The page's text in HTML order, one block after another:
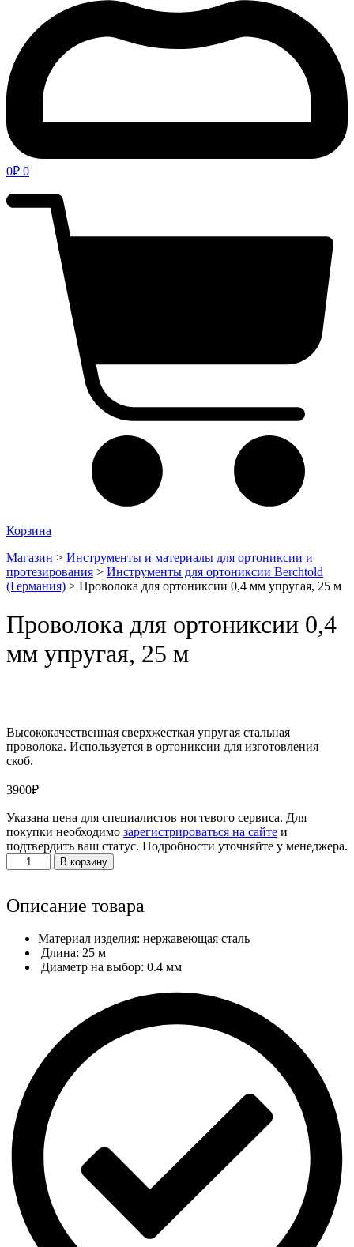
0₽ 0
Корзина
Магазин > Инструменты и материалы для ортониксии и
протезирования > Инструменты для ортониксии Berchtold
(Германия) > Проволока для ортониксии 0,4 мм упругая, 25 м
Проволока для ортониксии 0,4
мм упругая, 25 м
Высококачественная сверхжесткая упругая стальная
проволока. Используется в ортониксии для изготовления
скоб.
3900₽
Указана цена для специалистов ногтевого сервиса. Для
покупки необходимо зарегистрироваться на сайте и
подтвердить ваш статус. Подробности уточняйте у менеджера.
Количество
товара
для
ортониксии
упругая,
В корзину
Описание товара
Материал изделия: нержавеющая сталь
Длина: 25 м
Диаметр на выбор: 0.4 мм